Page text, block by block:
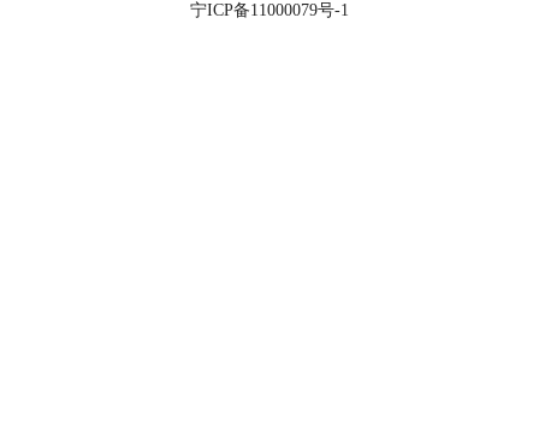
宁ICP备11000079号-1